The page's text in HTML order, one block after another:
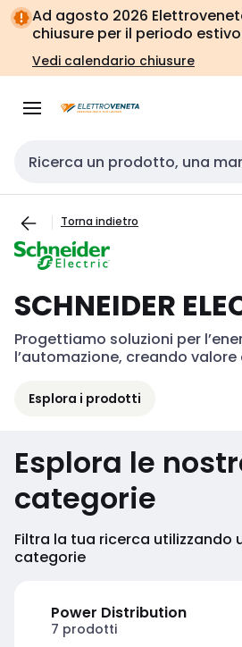
Vai alla
navigazione
Vai
alla
pagina
Ad agosto 2026
chiusure per il periodo
Vedi calendario chiusure
Cerca input
Torna indietro
SCHNEIDER
Progettiamo soluzioni per
l’automazione, creando
Esplora i prodotti
Esplora le
categorie
Filtra la tua ricerca utilizzando
categorie
Power Distribution
7 prodotti